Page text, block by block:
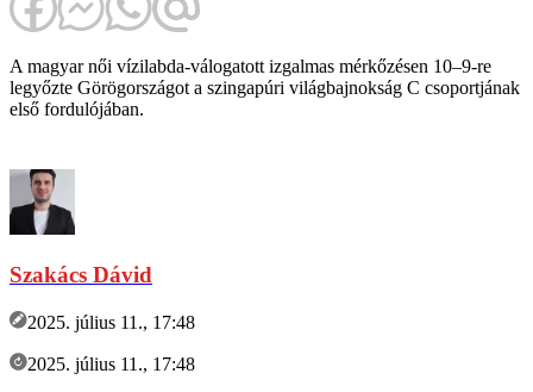
A magyar női vízilabda-válogatott izgalmas mérkőzésen 10–9-re
legyőzte Görögországot a szingapúri világbajnokság C csoportjának
első fordulójában.
Szakács Dávid
2025. július 11., 17:48
2025. július 11., 17:48